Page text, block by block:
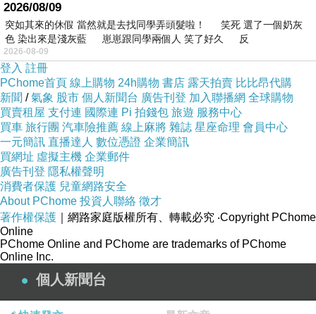
2026/08/09
突如其來的休假 當然就是去找同學弄頭髮啦！ 笑死 選了一個奶灰
色 染出來是淺灰藍 崽崽跟同學兩個人 笑了好久 反
2026-08-09
登入 註冊
PChome首頁 線上購物 24h購物 書店 露天拍賣 比比昂代購
新聞 /氣象 股市 個人新聞台 廣告刊登 加入聯播網 全球購物
買賣租屋 支付連 國際連 Pi 拍錢包 旅遊 服務中心
買車 旅行團 汽車險推薦 線上麻將 雜誌 星座命理 會員中心
一元簡訊 直播達人 數位憑證 企業簡訊
買網址 虛擬主機 企業郵件
廣告刊登 隱私權聲明
消費者保護 兒童網路安全
About PChome 投資人聯絡 徵才
著作權保護 ｜網路家庭版權所有、轉載必究 ‧Copyright PChome
Online
PChome Online and PChome are trademarks of PChome
Online Inc.
個人新聞台